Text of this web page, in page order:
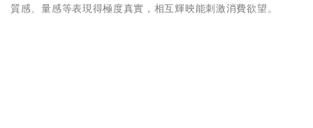
質感、量感等表現得極度真實，相互輝映能刺激消費欲望。